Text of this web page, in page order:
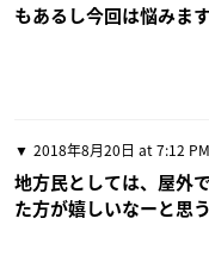
もあるし今回は悩みま
2018年8月20日 at 7:12 PM
地方民としては、屋外
た方が嬉しいなーと思う